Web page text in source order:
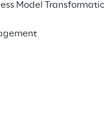
Model
die
wird es
Papyri
AI beim
und